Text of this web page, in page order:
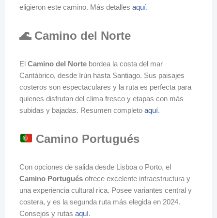
eligieron este camino. Más detalles aquí.
🌊 Camino del Norte
El Camino del Norte bordea la costa del mar
Cantábrico, desde Irún hasta Santiago. Sus paisajes
costeros son espectaculares y la ruta es perfecta para
quienes disfrutan del clima fresco y etapas con más
subidas y bajadas. Resumen completo aquí.
Camino Portugués
Con opciones de salida desde Lisboa o Porto, el
Camino Portugués ofrece excelente infraestructura y
una experiencia cultural rica. Posee variantes central y
costera, y es la segunda ruta más elegida en 2024.
Consejos y rutas aquí.